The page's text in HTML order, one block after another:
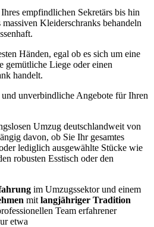
empfindlichen Sekretärs bis hin
Kleiderschranks behandeln
Händen, egal ob es sich um eine
gemütliche Liege oder einen
handelt.
unverbindliche Angebote für Ihren
Umzug deutschlandweit von
davon, ob Sie Ihr gesamtes
lediglich ausgewählte Stücke wie
robusten Esstisch oder den
im Umzugssektor und einem
mit langjähriger Tradition
Team erfahrener
etwa